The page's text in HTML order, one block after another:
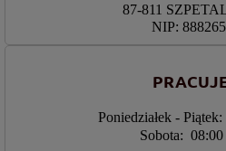
87-811
NIP:
Poniedziałek -
Sobota: 08:00